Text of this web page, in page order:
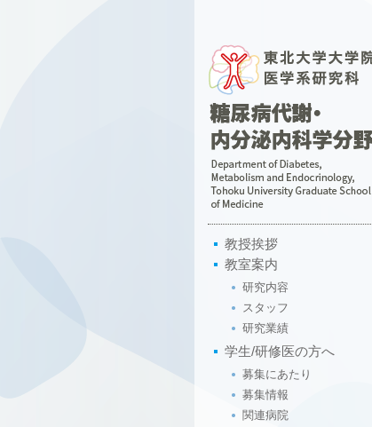
教授挨拶
教室案内
研究内容
スタッフ
研究業績
学生/研修医の方へ
募集にあたり
募集情報
関連病院